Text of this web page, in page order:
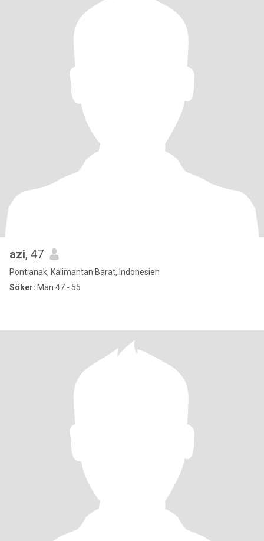
azi, 47
Pontianak, Kalimantan Barat, Indonesien
Söker: Man 47 - 55